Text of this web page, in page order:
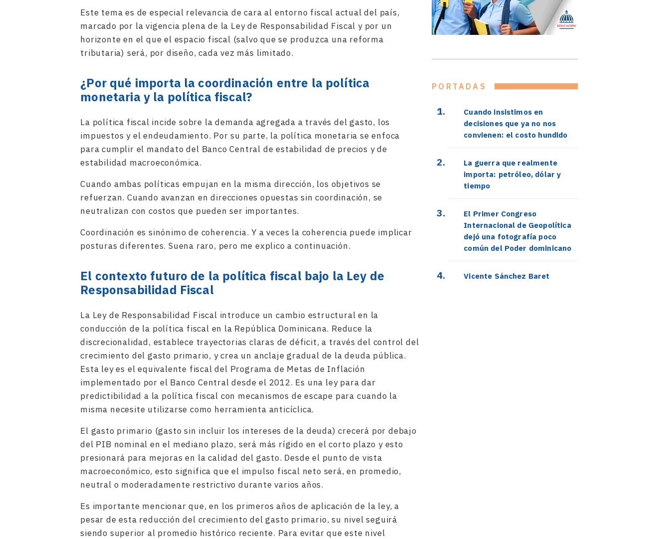
Este tema es de especial relevancia de cara al entorno fiscal actual del país,
marcado por la vigencia plena de la Ley de Responsabilidad Fiscal y por un
horizonte en el que el espacio fiscal (salvo que se produzca una reforma
tributaria) será, por diseño, cada vez más limitado.
¿Por qué importa la coordinación entre la política
monetaria y la política fiscal?
La política fiscal incide sobre la demanda agregada a través del gasto, los
impuestos y el endeudamiento. Por su parte, la política monetaria se enfoca
para cumplir el mandato del Banco Central de estabilidad de precios y de
estabilidad macroeconómica.
Cuando ambas políticas empujan en la misma dirección, los objetivos se
refuerzan. Cuando avanzan en direcciones opuestas sin coordinación, se
neutralizan con costos que pueden ser importantes.
Coordinación es sinónimo de coherencia. Y a veces la coherencia puede implicar
posturas diferentes. Suena raro, pero me explico a continuación.
El contexto futuro de la política fiscal bajo la Ley de
Responsabilidad Fiscal
La Ley de Responsabilidad Fiscal introduce un cambio estructural en la
conducción de la política fiscal en la República Dominicana. Reduce la
discrecionalidad, establece trayectorias claras de déficit, a través del control del
crecimiento del gasto primario, y crea un anclaje gradual de la deuda pública.
Esta ley es el equivalente fiscal del Programa de Metas de Inflación
implementado por el Banco Central desde el 2012. Es una ley para dar
predictibilidad a la política fiscal con mecanismos de escape para cuando la
misma necesite utilizarse como herramienta anticíclica.
El gasto primario (gasto sin incluir los intereses de la deuda) crecerá por debajo
del PIB nominal en el mediano plazo, será más rígido en el corto plazo y esto
presionará para mejoras en la calidad del gasto. Desde el punto de vista
macroeconómico, esto significa que el impulso fiscal neto será, en promedio,
neutral o moderadamente restrictivo durante varios años.
Es importante mencionar que, en los primeros años de aplicación de la ley, a
pesar de esta reducción del crecimiento del gasto primario, su nivel seguirá
siendo superior al promedio histórico reciente. Para evitar que este nivel
PORTADAS
Cuando insistimos en
decisiones que ya no nos
convienen: el costo hundido
La guerra que realmente
importa: petróleo, dólar y
tiempo
El Primer Congreso
Internacional de Geopolítica
dejó una fotografía poco
común del Poder dominicano
Vicente Sánchez Baret